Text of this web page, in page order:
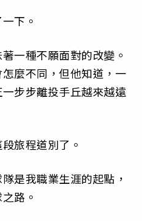
下。
一種不願面對的改變。
麼不同，但他知道，一
步步離投手丘越來越遠
旅程道別了。
是我職業生涯的起點，
路。